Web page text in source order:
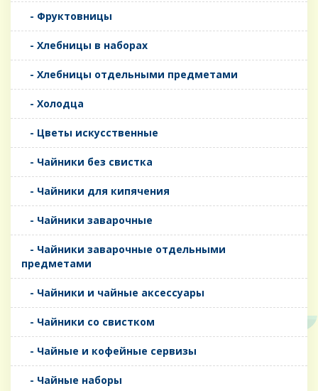
- Фруктовницы
- Хлебницы в наборах
- Хлебницы отдельными предметами
- Холодца
- Цветы искусственные
- Чайники без свистка
- Чайники для кипячения
- Чайники заварочные
- Чайники заварочные отдельными
предметами
- Чайники и чайные аксессуары
- Чайники со свистком
- Чайные и кофейные сервизы
- Чайные наборы